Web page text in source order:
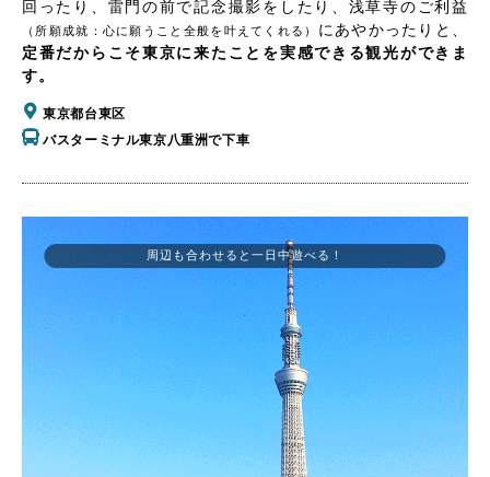
回ったり、雷門の前で記念撮影をしたり、浅草寺のご利益
（所願成就：心に願うこと全般を叶えてくれる）
にあやかったりと、
定番だからこそ東京に来たことを実感できる観光ができま
す。
東京都台東区
バスターミナル東京八重洲で下車
周辺も合わせると一日中遊べる！